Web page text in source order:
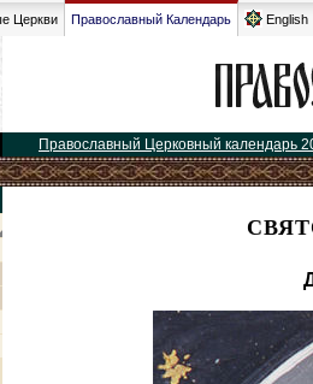
Церкви Православный Календарь English
Православный Церковный календарь